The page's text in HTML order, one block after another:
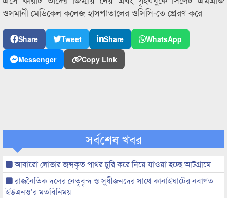
ওসমানী মেডিকেল কলেজ হাসপাতালের ওসিসি-তে প্রেরণ করে
Share Tweet Share
WhatsApp
Messenger
Copy Link
সর্বশেষ খবর
আবারো লোভার জব্দকৃত পাথর চুরি করে নিয়ে যাওয়া হচ্ছে আটগ্রামে
রাজনৈতিক দলের নেতৃবৃন্দ ও সুধীজনদের সাথে কানাইঘাটের নবাগত
ইউএনও’র মতবিনিময়